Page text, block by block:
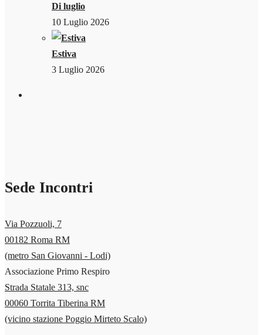
Di luglio
10 Luglio 2026
Estiva
3 Luglio 2026
Sede Incontri
Via Pozzuoli, 7
00182 Roma RM
(metro San Giovanni - Lodi)
Associazione Primo Respiro
Strada Statale 313, snc
00060 Torrita Tiberina RM
(vicino stazione Poggio Mirteto Scalo)